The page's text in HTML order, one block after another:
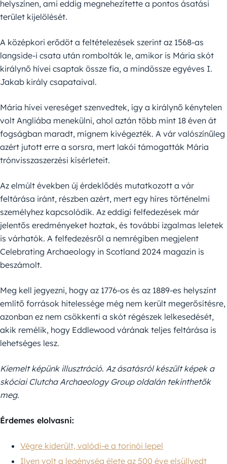
helyszínen, ami eddig megnehezítette a pontos ásatási
terület kijelölését.
A középkori erődöt a feltételezések szerint az 1568-as
langside-i csata után rombolták le, amikor is Mária skót
királynő hívei csaptak össze fia, a mindössze egyéves I.
Jakab király csapataival.
Mária hívei vereséget szenvedtek, így a királynő kénytelen
volt Angliába menekülni, ahol aztán több mint 18 éven át
fogságban maradt, mígnem kivégezték. A vár valószínűleg
azért jutott erre a sorsra, mert lakói támogatták Mária
trónvisszaszerzési kísérleteit.
Az elmúlt években új érdeklődés mutatkozott a vár
feltárása iránt, részben azért, mert egy híres történelmi
személyhez kapcsolódik. Az eddigi felfedezések már
jelentős eredményeket hoztak, és további izgalmas leletek
is várhatók. A felfedezésről a nemrégiben megjelent
Celebrating Archaeology in Scotland 2024 magazin is
beszámolt.
Meg kell jegyezni, hogy az 1776-os és az 1889-es helyszínt
említő források hitelessége még nem került megerősítésre,
azonban ez nem csökkenti a skót régészek lelkesedését,
akik remélik, hogy Eddlewood várának teljes feltárása is
lehetséges lesz.
Kiemelt képünk illusztráció. Az ásatásról készült képek a
skóciai Clutcha Archaeology Group oldalán tekinthetők
meg.
Érdemes elolvasni:
Végre kiderült, valódi-e a torinói lepel
Ilyen volt a legénység élete az 500 éve elsüllyedt